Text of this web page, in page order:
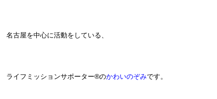
名古屋を中心に活動をしている、
ライフミッションサポーター®のかわいのぞみです。